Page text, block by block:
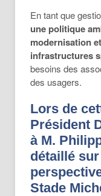
En tant que
une politique
modernisation
infrastructures
besoins des
des usagers.
Lors de
Président
à M.
détaillé sur
Stade